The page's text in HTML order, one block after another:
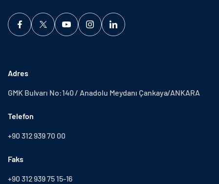
Adres
GMK Bulvarı No:140 / Anadolu Meydanı Çankaya/ANKARA
Telefon
+90 312 939 70 00
Faks
+90 312 939 75 15-16